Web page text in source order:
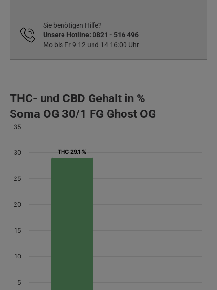
Sie benötigen Hilfe?
Unsere Hotline: 0821 - 516 496
Mo bis Fr 9-12 und 14-16:00 Uhr
THC- und CBD Gehalt in %
Soma OG 30/1 FG Ghost OG
THC 29.1 %
THC 29.1 %
5
10
15
20
25
30
35